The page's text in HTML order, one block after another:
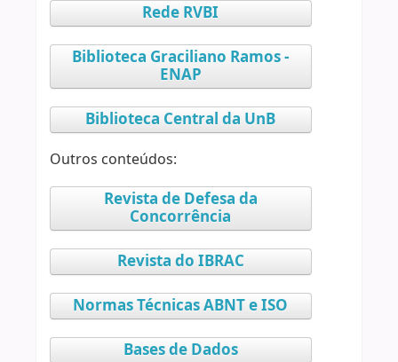
Rede RVBI
Biblioteca Graciliano Ramos -
ENAP
Biblioteca Central da UnB
Outros conteúdos:
Revista de Defesa da
Concorrência
Revista do IBRAC
Normas Técnicas ABNT e ISO
Bases de Dados